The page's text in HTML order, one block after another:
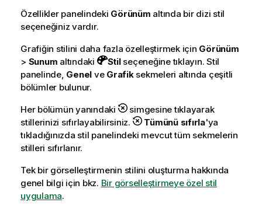
Özellikler panelindeki Görünüm altında bir dizi stil
seçeneğiniz vardır.
Grafiğin stilini daha fazla özelleştirmek için Görünüm
> Sunum altındaki Stilseçeneğine tıklayın. Stil
panelinde, Genel ve Grafiksekmeleri altında çeşitli
bölümler bulunur.
Her bölümün yanındaki
simgesine tıklayarak
stillerinizi sıfırlayabilirsiniz.
Tümünü sıfırla'ya
tıkladığınızda stil panelindeki mevcut tüm sekmelerin
stilleri sıfırlanır.
Tek bir görselleştirmenin stilini oluşturma hakkında
genel bilgi için bkz. Bir görselleştirmeye özel stil
uygulama.